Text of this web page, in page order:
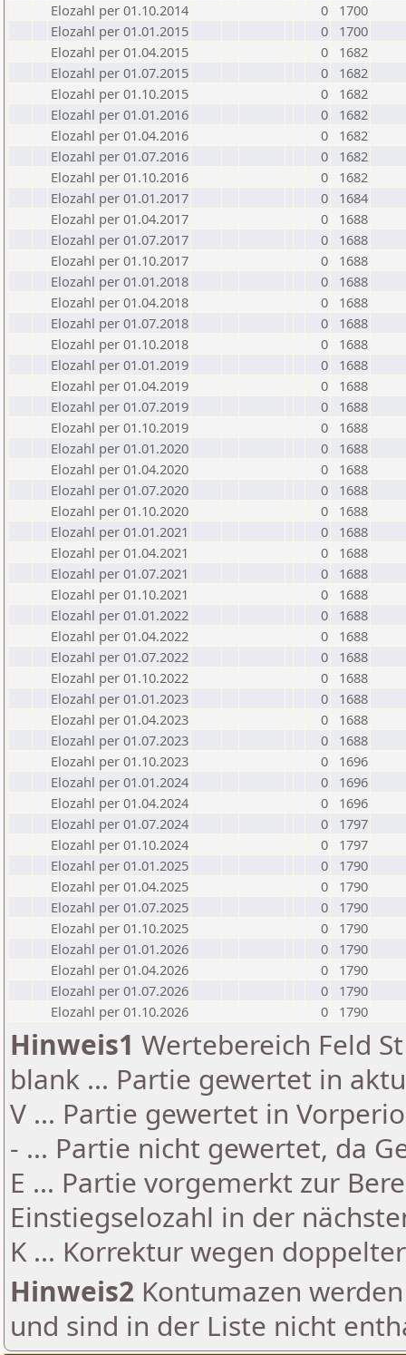
Elozahl per 01.10.2014
0
1700
Elozahl per 01.01.2015
0
1700
Elozahl per 01.04.2015
0
1682
Elozahl per 01.07.2015
0
1682
Elozahl per 01.10.2015
0
1682
Elozahl per 01.01.2016
0
1682
Elozahl per 01.04.2016
0
1682
Elozahl per 01.07.2016
0
1682
Elozahl per 01.10.2016
0
1682
Elozahl per 01.01.2017
0
1684
Elozahl per 01.04.2017
0
1688
Elozahl per 01.07.2017
0
1688
Elozahl per 01.10.2017
0
1688
Elozahl per 01.01.2018
0
1688
Elozahl per 01.04.2018
0
1688
Elozahl per 01.07.2018
0
1688
Elozahl per 01.10.2018
0
1688
Elozahl per 01.01.2019
0
1688
Elozahl per 01.04.2019
0
1688
Elozahl per 01.07.2019
0
1688
Elozahl per 01.10.2019
0
1688
Elozahl per 01.01.2020
0
1688
Elozahl per 01.04.2020
0
1688
Elozahl per 01.07.2020
0
1688
Elozahl per 01.10.2020
0
1688
Elozahl per 01.01.2021
0
1688
Elozahl per 01.04.2021
0
1688
Elozahl per 01.07.2021
0
1688
Elozahl per 01.10.2021
0
1688
Elozahl per 01.01.2022
0
1688
Elozahl per 01.04.2022
0
1688
Elozahl per 01.07.2022
0
1688
Elozahl per 01.10.2022
0
1688
Elozahl per 01.01.2023
0
1688
Elozahl per 01.04.2023
0
1688
Elozahl per 01.07.2023
0
1688
Elozahl per 01.10.2023
0
1696
Elozahl per 01.01.2024
0
1696
Elozahl per 01.04.2024
0
1696
Elozahl per 01.07.2024
0
1797
Elozahl per 01.10.2024
0
1797
Elozahl per 01.01.2025
0
1790
Elozahl per 01.04.2025
0
1790
Elozahl per 01.07.2025
0
1790
Elozahl per 01.10.2025
0
1790
Elozahl per 01.01.2026
0
1790
Elozahl per 01.04.2026
0
1790
Elozahl per 01.07.2026
0
1790
Elozahl per 01.10.2026
0 1790
Hinweis1 Wertebereich Feld
blank ... Partie gewertet in
V ... Partie gewertet in
- ... Partie nicht gewertet, da
E ... Partie vorgemerkt zur
Einstiegselozahl in der
K ... Korrektur wegen
Hinweis2 Kontumazen
und sind in der Liste nicht